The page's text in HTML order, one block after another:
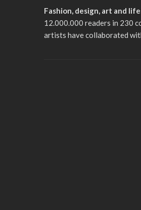
Fashion, design, art and
12.000.000 readers in 230
artists have collaborated